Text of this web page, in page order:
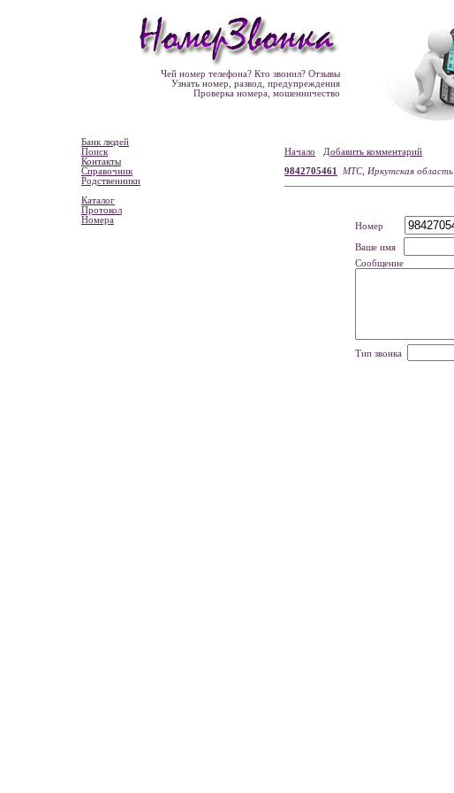
Чей номер телефона? Кто звонил? Отзывы
Узнать номер, развод, предупреждения
Проверка номера, мошенничество
Банк людей
Поиск
Контакты
Справочник
Родственники
Каталог
Протокол
Номера
Начало
Добавить комментарий
9842705461
МТС, Иркутская область
Номер
Ваше имя
Сообщение
Тип звонка